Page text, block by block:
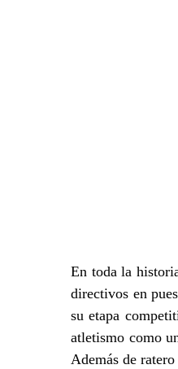
En toda la
directivos en
su etapa
atletismo como
Además de